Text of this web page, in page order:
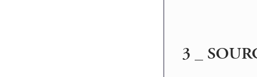
3 _